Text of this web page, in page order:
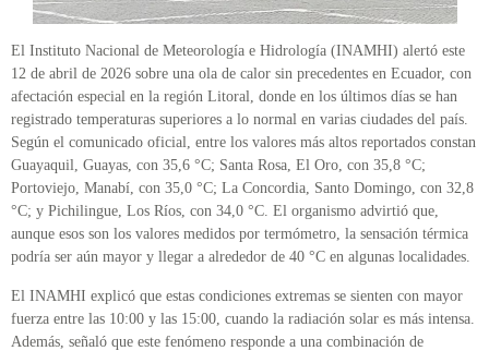
El Instituto Nacional de Meteorología e Hidrología (INAMHI) alertó este
12 de abril de 2026 sobre una ola de calor sin precedentes en Ecuador, con
afectación especial en la región Litoral, donde en los últimos días se han
registrado temperaturas superiores a lo normal en varias ciudades del país.
Según el comunicado oficial, entre los valores más altos reportados constan
Guayaquil, Guayas, con 35,6 °C; Santa Rosa, El Oro, con 35,8 °C;
Portoviejo, Manabí, con 35,0 °C; La Concordia, Santo Domingo, con 32,8
°C; y Pichilingue, Los Ríos, con 34,0 °C. El organismo advirtió que,
aunque esos son los valores medidos por termómetro, la sensación térmica
podría ser aún mayor y llegar a alrededor de 40 °C en algunas localidades.
El INAMHI explicó que estas condiciones extremas se sienten con mayor
fuerza entre las 10:00 y las 15:00, cuando la radiación solar es más intensa.
Además, señaló que este fenómeno responde a una combinación de